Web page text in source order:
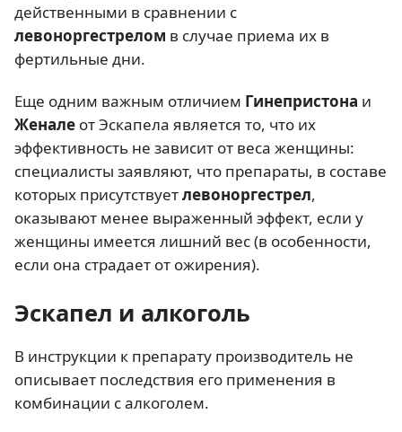
действенными в сравнении с
левоноргестрелом в случае приема их в
фертильные дни.
Еще одним важным отличием Гинепристона и
Женале от Эскапела является то, что их
эффективность не зависит от веса женщины:
специалисты заявляют, что препараты, в составе
которых присутствуетлевоноргестрел,
оказывают менее выраженный эффект, если у
женщины имеется лишний вес (в особенности,
если она страдает от ожирения).
Эскапел и алкоголь
В инструкции к препарату производитель не
описывает последствия его применения в
комбинации с алкоголем.